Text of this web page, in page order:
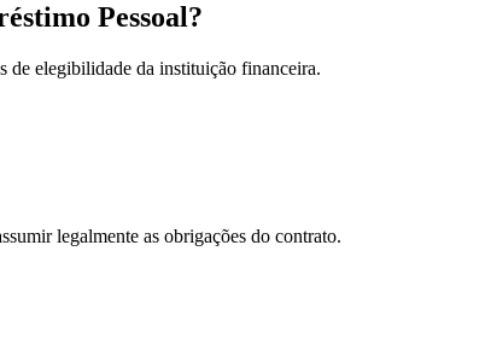
Pessoal?
de elegibilidade da instituição financeira.
legalmente as obrigações do contrato.